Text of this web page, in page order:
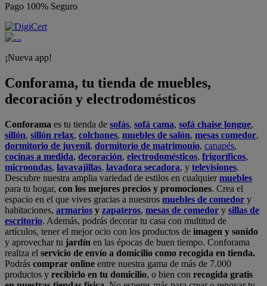
Pago 100% Seguro
¡Nueva app!
Conforama, tu tienda de muebles,
decoración y electrodomésticos
Conforama es tu tienda de sofás, sofá cama, sofá chaise longue,
sillón, sillón relax, colchones, muebles de salón, mesas comedor,
dormitorio de juvenil, dormitorio de matrimonio, canapés,
cocinas a medida, decoración, electrodomésticos, frigoríficos,
microondas, lavavajillas, lavadora secadora, y televisiones.
Descubre nuestra amplia variedad de estilos en cualquiermuebles
para tu hogar, con los mejores precios y promociones. Crea el
espacio en el que vives gracias a nuestros muebles de comedor y
habitaciones, armarios y zapateros, mesas de comedor y sillas de
escritorio. Además, podrás decorar tu casa con multitud de
artículos, tener el mejor ocio con los productos de imagen y sonido
y aprovechar tu jardín en las épocas de buen tiempo. Conforama
realiza el servicio de envío a domicilio como recogida en tienda.
Podrás comprar online entre nuestra gama de más de 7.000
productos y recibirlo en tu domicilio, o bien con recogida gratis